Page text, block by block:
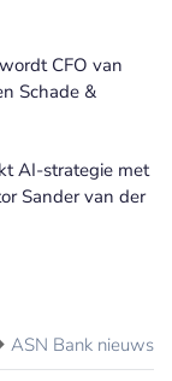
CFO van
Schade &
AI-strategie met
Sander van der
ASN Bank nieuws